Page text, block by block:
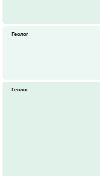
Геолог
Геолог